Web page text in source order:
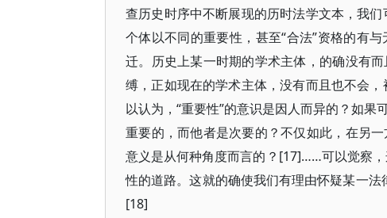
查历史时序中不断展现的历时法学文本，我
个体以不同的重要性，甚至“合法”资格的有
迁。历史上某一时期的学术主体，的确没有
缚，正如现在的学术主体，没有而且也不会
以认为，“重要性”的意识是因人而异的？如果
重要的，而他者是次要的？不仅如此，在另
意义是从何种角度而言的？[17]……可以觉察
性的道路。这就的确使我们有理由怀疑某一法
[18]